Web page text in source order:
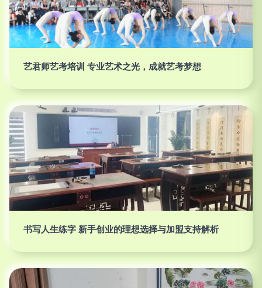
艺君师艺考培训 专业艺术之光，成就艺考梦想
书写人生练字 新手创业的理想选择与加盟支持解析